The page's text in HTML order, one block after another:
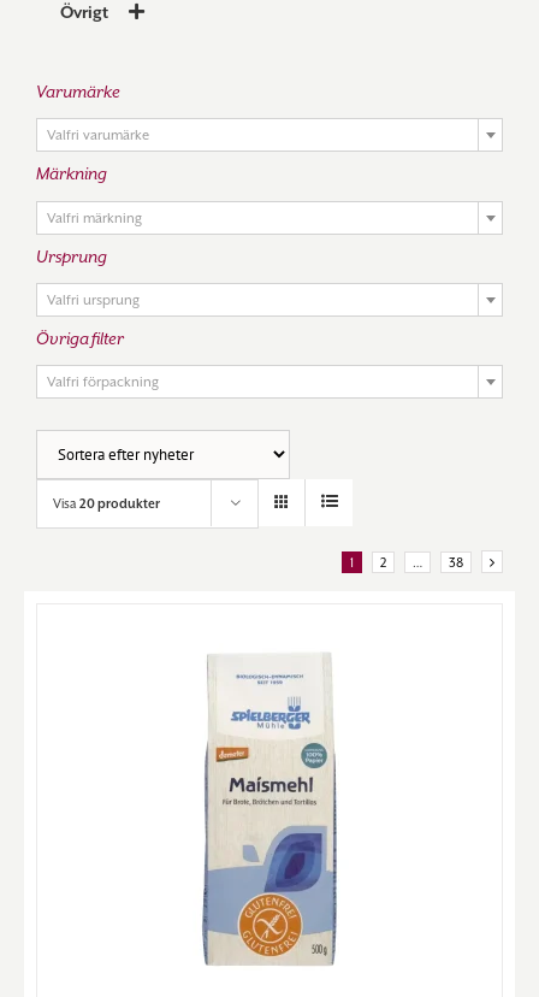
Visa 20 produkter
1 2 … 38
Övrigt
Varumärke
Valfri varumärke
Märkning
Valfri märkning
Ursprung
Valfri ursprung
Övriga filter
Valfri förpackning